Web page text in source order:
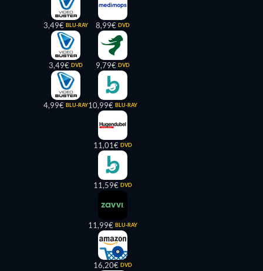
3,49€ BLU-RAY
3,49€ DVD
4,99€ BLU-RAY
8,99€ DVD
9,79€ DVD
10,99€ BLU-RAY
11,01€ DVD
11,59€ DVD
11,99€ BLU-RAY
16,20€ DVD